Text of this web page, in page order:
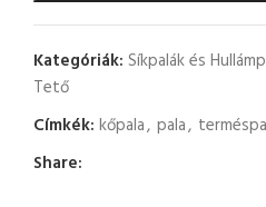
Kategóriák: Síkpalák és
Tető
Címkék: kőpala, pala,
Share: